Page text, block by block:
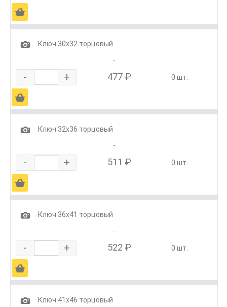
Ä
1
Ключ 30х32 торцовый
-
- + 477 ₽ 0 шт.
Ä
1
Ключ 32х36 торцовый
-
- + 511 ₽ 0 шт.
Ä
1
Ключ 36х41 торцовый
-
- + 522 ₽ 0 шт.
Ä
1
Ключ 41х46 торцовый